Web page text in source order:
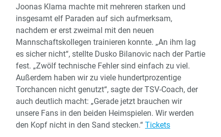
Joonas Klama machte mit mehreren starken und
insgesamt elf Paraden auf sich aufmerksam,
nachdem er erst zweimal mit den neuen
Mannschaftskollegen trainieren konnte. „An ihm lag
es sicher nicht“, stellte Dusko Bilanovic nach der Partie
fest. „Zwölf technische Fehler sind einfach zu viel.
Außerdem haben wir zu viele hundertprozentige
Torchancen nicht genutzt“, sagte der TSV-Coach, der
auch deutlich macht: „Gerade jetzt brauchen wir
unsere Fans in den beiden Heimspielen. Wir werden
den Kopf nicht in den Sand stecken.“ Tickets